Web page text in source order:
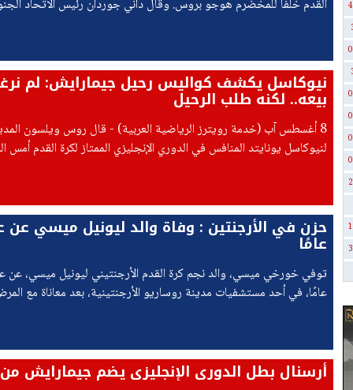
القدم خلفا للمخضرم هوجو بروس. وقال داني جوردان رئيس الاتحاد
نيوكاسل يكشف كواليس رحيل جيمارايش: لم
بيعه.. لكنه طلب الرحيل
8 أغسطس آب (خدمة رويترز الرياضية العربية) - قال روس ويلسون
لنيوكاسل يونايتد المنافس في الدوري الإنجليزي الممتاز لكرة القدم أمس
عامًا
عامًا، في أحد مستشفيات مدينة روساريو الأرجنتينية، بعد معاناة مع
أرسنال بطل الدوري الإنجليزي يضم جيمارايش